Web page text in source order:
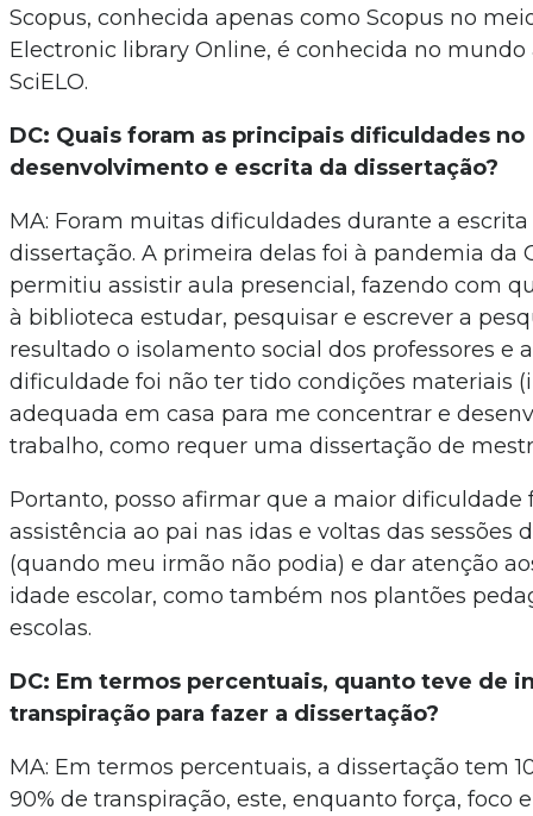
Scopus, conhecida apenas como Scopus no
Electronic library Online, é conhecida no
SciELO.
DC: Quais foram as principais dificuldades no
desenvolvimento e escrita da dissertação?
MA: Foram muitas dificuldades durante a
dissertação. A primeira delas foi à pandemia da
permitiu assistir aula presencial, fazendo com
à biblioteca estudar, pesquisar e escrever a
resultado o isolamento social dos professores e
dificuldade foi não ter tido condições materiais
adequada em casa para me concentrar e
trabalho, como requer uma dissertação de
Portanto, posso afirmar que a maior dificuldade
assistência ao pai nas idas e voltas das sessões
(quando meu irmão não podia) e dar atenção
idade escolar, como também nos plantões
escolas.
DC: Em termos percentuais, quanto teve de
transpiração para fazer a dissertação?
MA: Em termos percentuais, a dissertação tem
90% de transpiração, este, enquanto força, foco